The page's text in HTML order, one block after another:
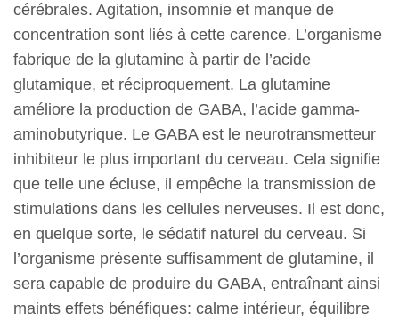
cérébrales. Agitation, insomnie et manque de
concentration sont liés à cette carence. L’organisme
fabrique de la glutamine à partir de l’acide
glutamique, et réciproquement. La glutamine
améliore la production de GABA, l’acide gamma-
aminobutyrique. Le GABA est le neurotransmetteur
inhibiteur le plus important du cerveau. Cela signifie
que telle une écluse, il empêche la transmission de
stimulations dans les cellules nerveuses. Il est donc,
en quelque sorte, le sédatif naturel du cerveau. Si
l’organisme présente suffisamment de glutamine, il
sera capable de produire du GABA, entraînant ainsi
maints effets bénéfiques: calme intérieur, équilibre